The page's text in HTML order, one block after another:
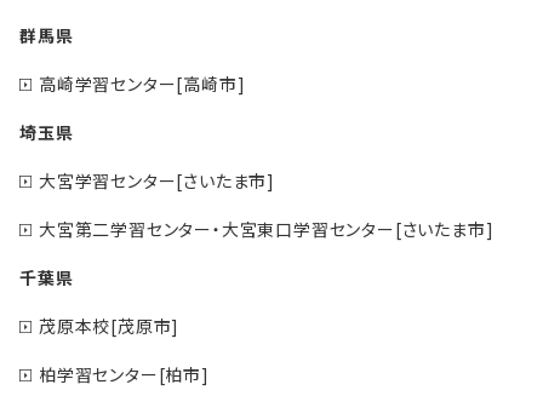
群馬県
高崎学習センター[高崎市]
埼玉県
大宮学習センター[さいたま市]
大宮第二学習センター・大宮東口学習センター[さいたま市]
千葉県
茂原本校[茂原市]
柏学習センター[柏市]